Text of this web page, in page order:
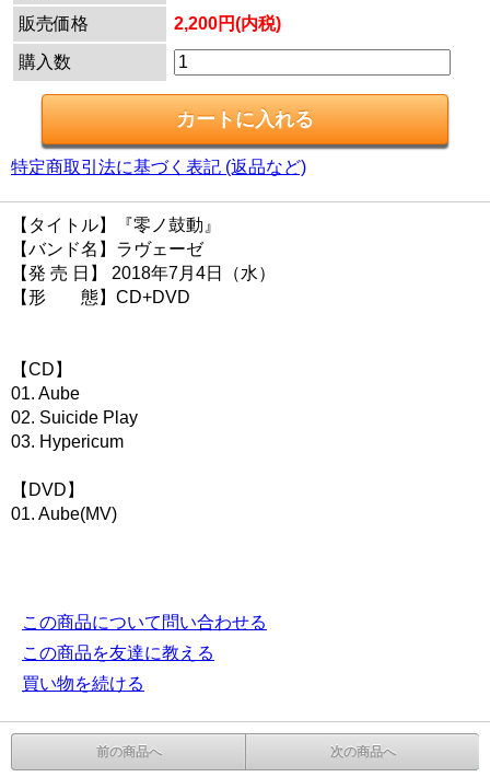
販売価格
2,200円(内税)
購入数
特定商取引法に基づく表記 (返品など)
【タイトル】『零ノ鼓動』
【バンド名】ラヴェーゼ
【発 売 日】 2018年7月4日（水）
【形 態】CD+DVD
【CD】
01. Aube
02. Suicide Play
03. Hypericum
【DVD】
01. Aube(MV)
この商品について問い合わせる
この商品を友達に教える
買い物を続ける
前の商品へ 次の商品へ